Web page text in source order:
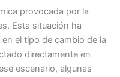
Menu
provocada por la
Esta situación ha
el tipo de cambio de la
directamente en
escenario, algunas